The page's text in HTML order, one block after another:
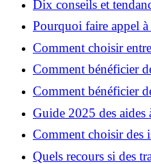
Dix conseils et
de la maison
Pourquoi faire appel à
pour garantir la
Comment choisir
permis de construire
Comment bénéficier
énergétique à Grenoble
Comment bénéficier
rénovation
Guide 2025 des aides
Voiron :
Comment choisir des
rénovation écologique ?
Quels recours si des